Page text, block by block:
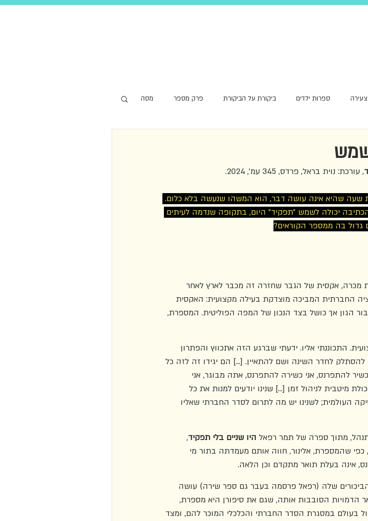
ספרות ילדים ביקורת על הביקורת פרק מספר מסה
, עורכת: נוית בראל, פרדס, 345 עמ', 2024.
שהיא אינה עושה דבר, הוא המשהו שנעשה בלא כלום.
יכולה לשמש "תפקיד" היום, בתקופה שנדמה לעיתים
גדול בה ממספר הקוראים?
מכרה, אקסית של הגבר שחזרה זה מכבר לארץ לאחר
החברתית המביכה מוצדקת בעילה מקצועית: האקסית
הגון אך כושל בצד הנכון של המפה הפוליטית. המספרת,
התכוננתי אליו. ידעתי שברגע הזה אתכווץ והפתרון
להסתלק לחדר השינה ושם להתאיין. [...] הם יגידו זה לזה כל
להתפרנס, אני כשירה להתפרנס, אתה מבוגר, אני
מיטבית לניהול זמן [...] שנינו יודעים למנות את כל
העולמית; לשנינו יש מה לתרום לסדר החברתי שאליו
מתוך ספרה של תמר רפאל היו שניים בלי תפקיד,
שהמספרת, אלינור, חווה אותם מעמדתה בתור מי
אינה בעלת תואר מתקדם וכן הלאה.
שלה (רפאל פרסמה בעבר גם ספר שירה) עושה
הסובבות אותה, שגם את סיפורן היא מספרת,
בעולם במסגרת הסדר החברתי והכלכלי המוכר להם, ומצד